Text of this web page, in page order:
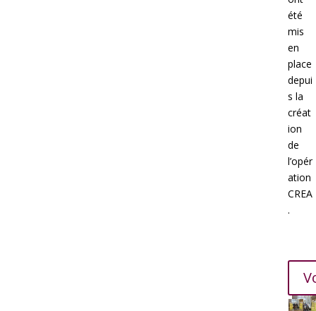
été
mis
en
place
depui
s la
créat
ion
de
l’opér
ation
CREA
.